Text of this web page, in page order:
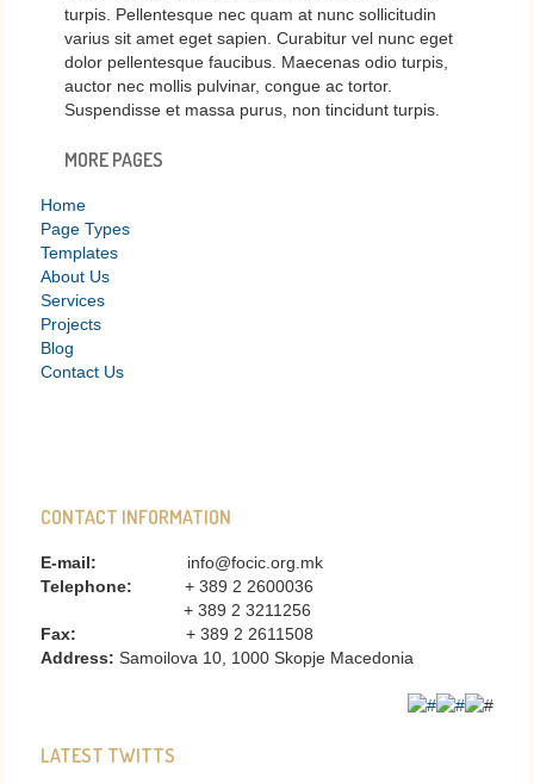
turpis. Pellentesque nec quam at nunc sollicitudin
varius sit amet eget sapien. Curabitur vel nunc eget
dolor pellentesque faucibus. Maecenas odio turpis,
auctor nec mollis pulvinar, congue ac tortor.
Suspendisse et massa purus, non tincidunt turpis.
MORE PAGES
Home
Page Types
Templates
About Us
Services
Projects
Blog
Contact Us
CONTACT INFORMATION
E-mail: info@focic.org.mk
Telephone: + 389 2 2600036
+ 389 2 3211256
Fax: + 389 2 2611508
Address: Samoilova 10, 1000 Skopje Macedonia
LATEST TWITTS